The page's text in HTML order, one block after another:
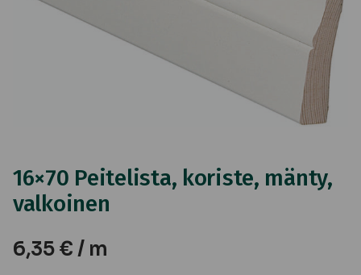
16×70 Peitelista, koriste, mänty,
valkoinen
6,35 € / m